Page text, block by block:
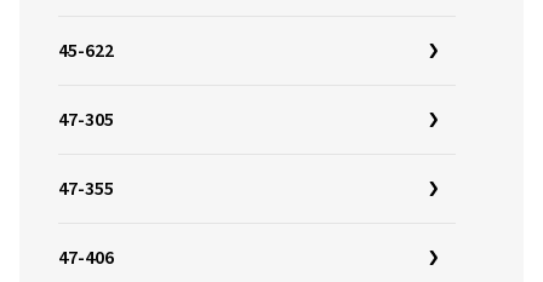
45-622
47-305
47-355
47-406